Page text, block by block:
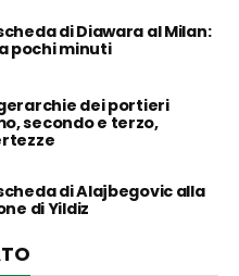
di Diawara al Milan:
pochi minuti
dei portieri
secondo e terzo,
di Alajbegovic alla
di Yildiz